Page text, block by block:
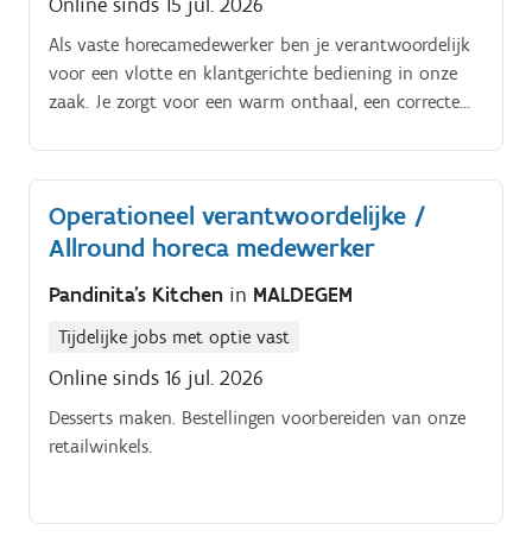
Als vaste horecamedewerker ben je verantwoordelijk
voor een vlotte en klantgerichte bediening in onze
zaak. Je zorgt voor een warm onthaal, een correcte
samen met het team en draagt actief bij aan een
aangename sfeer voor onze klanten Bediening:
opnemen van bestellingen, serveren, afruimen, tafels
klaarzetten Barwerk: dranken bereiden, glazen
mise‑en‑place, eenvoudige bereidingen, ondersteunen
van het keukenteam Afwas: industriële afwas, proper
vriendelijk ontvangen, vragen beantwoorden, zorgen
voor een nette omgeving
Operationeel verantwoordelijke /
Allround horeca medewerker
Pandinita's Kitchen in MALDEGEM
Tijdelijke jobs met optie vast
Online sinds 16 jul. 2026
Desserts maken. Bestellingen voorbereiden van onze
retailwinkels.